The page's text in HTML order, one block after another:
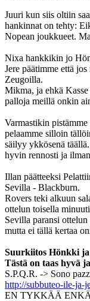
Juuri kun siis oltiin
hankinnat on tehty:
Nopean joukkueet.
Nixa hankkikin jo
Jere päätimme että
Zeugoilla.
Mikma, ja ehkä
palloja meillä onkin
Varmastikin
pelaamme silloin
säilyy ykkösenä
hyvin rennosti ja
Illan päätteeksi
Sevilla - Blackburn.
Rovers teki alkuun
ottelun toisella
Sevilla paransi
mutta ei tällä kertaa
Suurkiitos Hönkki ja
Tästä on taas hyvä
S.P.Q.R. -> Sono
http://subbuteo-ile-ja-
EN TYKKÄÄ